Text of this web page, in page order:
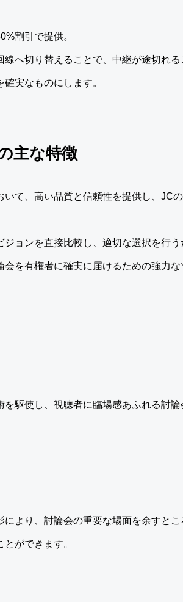
割引で提供。
へ切り替えることで、中継が途切れ
実なものにします。
主な特徴
て、高い品質と信頼性を提供し、JC
ョンを直接比較し、適切な選択を行う
を有権者に確実に届けるための強力
駆使し、視聴者に臨場感あふれる討論
より、討論会の重要な場面を余すと
ができます。